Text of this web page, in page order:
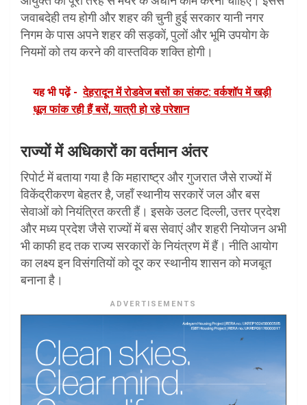
जवाबदेही तय होगी और शहर की चुनी हुई सरकार यानी नगर
निगम के पास अपने शहर की सड़कों, पुलों और भूमि उपयोग के
नियमों को तय करने की वास्तविक शक्ति होगी।
यह भी पढ़ें - देहरादून में रोडवेज बसों का संकट: वर्कशॉप में खड़ी
धूल फांक रही हैं बसें, यात्री हो रहे परेशान
राज्यों में अधिकारों का वर्तमान अंतर
रिपोर्ट में बताया गया है कि महाराष्ट्र और गुजरात जैसे राज्यों में
विकेंद्रीकरण बेहतर है, जहाँ स्थानीय सरकारें जल और बस
सेवाओं को नियंत्रित करती हैं। इसके उलट दिल्ली, उत्तर प्रदेश
और मध्य प्रदेश जैसे राज्यों में बस सेवाएं और शहरी नियोजन अभी
भी काफी हद तक राज्य सरकारों के नियंत्रण में हैं। नीति आयोग
का लक्ष्य इन विसंगतियों को दूर कर स्थानीय शासन को मजबूत
बनाना है।
ADVERTISEMENTS